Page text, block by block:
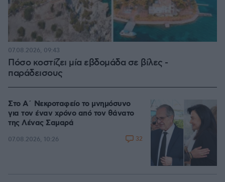
Πόσο κοστίζει μία εβδομάδα σε βίλες -
παράδεισους
07.08.2026, 09:43
Στο Α΄ Νεκροταφείο το μνημόσυνο
για τον έναν χρόνο από τον θάνατο
της Λένας Σαμαρά
07.08.2026, 10:26 32